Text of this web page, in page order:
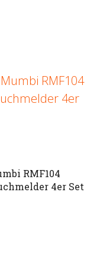
RMF104
4er Set